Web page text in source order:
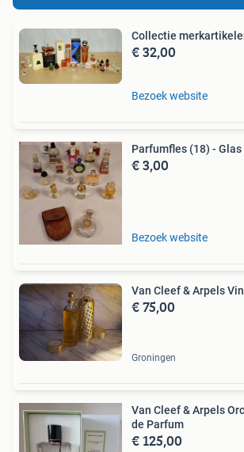
Collectie
€ 32,00
Bezoek website
Parfumfles (18) - Glas
€ 3,00
Bezoek website
Van Cleef & Arpels
€ 75,00
Groningen
Van Cleef & Arpels Orchidée Vanille Eau
de Parfum
€ 125,00